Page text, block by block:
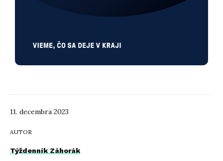
11. decembra 2023
AUTOR
Týždenník Záhorák